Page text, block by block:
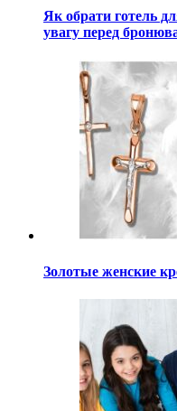
Як обрати готель
увагу перед
Золотые женские